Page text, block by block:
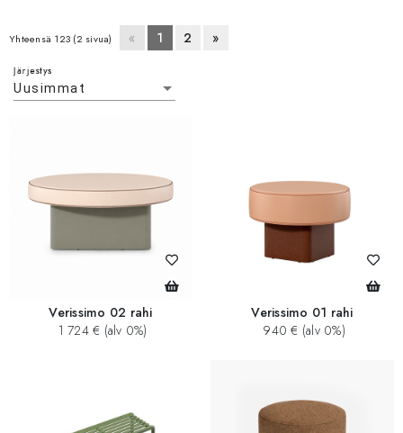
Yhteensä 123 (2 sivua) « 1 2 »
Uusimmat
Järjestys
Verissimo 02 rahi
1 724 € (alv 0%)
Verissimo 01 rahi
940 € (alv 0%)